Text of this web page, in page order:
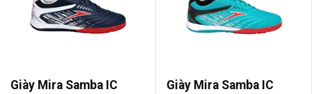
Giày Mira Samba IC Giày Mira Samba IC